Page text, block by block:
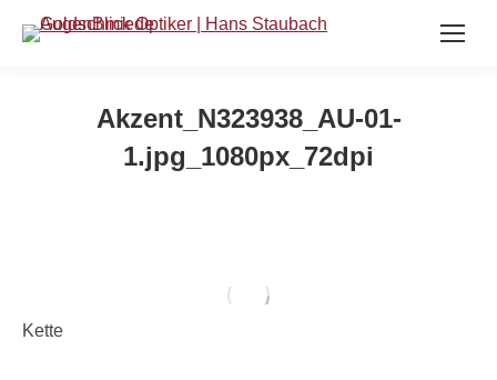
Akzent_N323938_AU-01-
1.jpg_1080px_72dpi
Kette